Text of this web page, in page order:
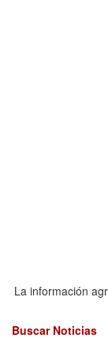
La información
Buscar Noticias